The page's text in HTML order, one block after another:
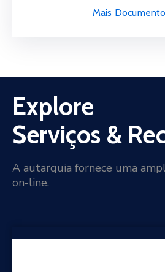
Mais
Explore
Serviços &
A autarquia fornece uma
on-line.